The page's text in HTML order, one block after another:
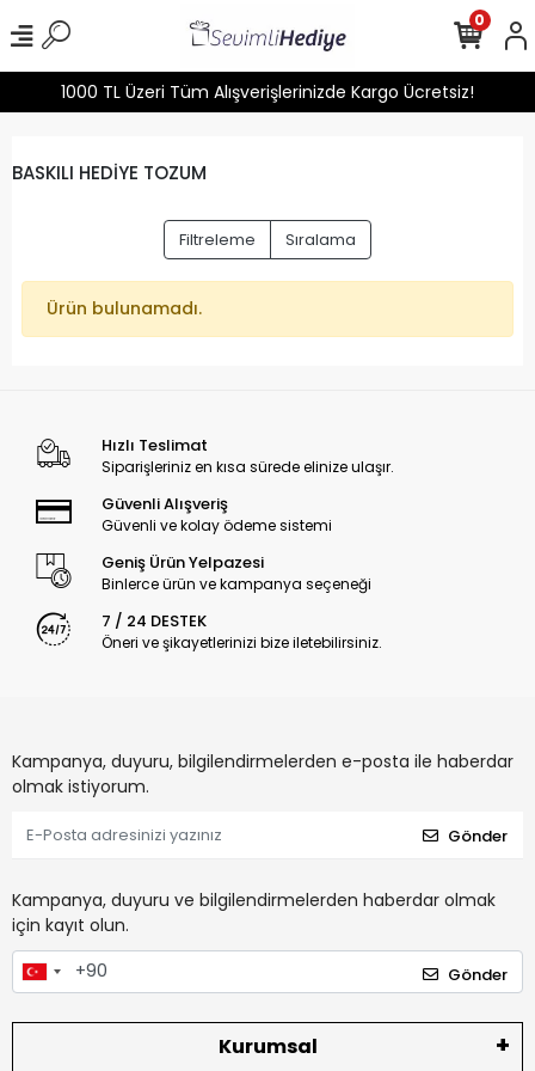
1000 TL Üzeri Tüm Alışverişlerinizde Kargo Ücretsiz!
0
BASKILI HEDİYE TOZUM
Filtreleme Sıralama
Ürün bulunamadı.
Hızlı Teslimat
Siparişleriniz en kısa sürede elinize ulaşır.
Güvenli Alışveriş
Güvenli ve kolay ödeme sistemi
Geniş Ürün Yelpazesi
Binlerce ürün ve kampanya seçeneği
7 / 24 DESTEK
Öneri ve şikayetlerinizi bize iletebilirsiniz.
Kampanya, duyuru, bilgilendirmelerden e-posta ile haberdar
olmak istiyorum.
Gönder
Kampanya, duyuru ve bilgilendirmelerden haberdar olmak
için kayıt olun.
Gönder
Kurumsal